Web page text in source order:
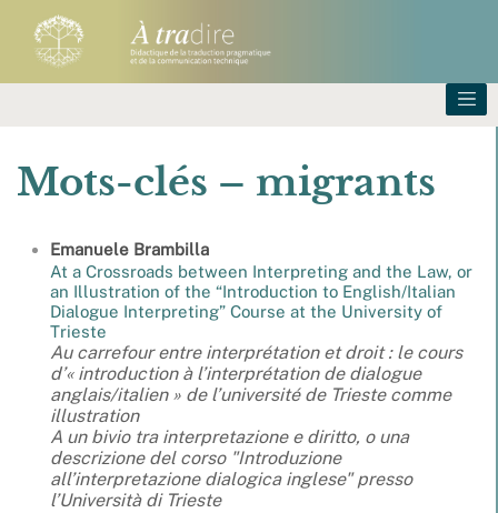
Mots-clés – migrants
Emanuele Brambilla
At a Crossroads between Interpreting and the Law, or
an Illustration of the “Introduction to English/Italian
Dialogue Interpreting” Course at the University of
Trieste
Au carrefour entre interprétation et droit : le cours
d’« introduction à l’interprétation de dialogue
anglais/italien » de l’université de Trieste comme
illustration
A un bivio tra interpretazione e diritto, o una
descrizione del corso "Introduzione
all’interpretazione dialogica inglese" presso
l’Università di Trieste